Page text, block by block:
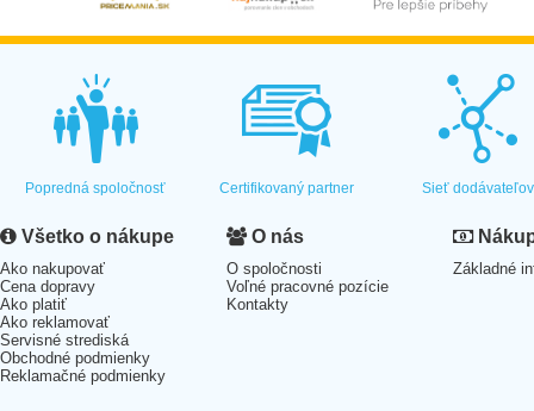
Popredná spoločnosť Certifikovaný partner Sieť dodávateľov
Všetko o nákupe
Ako nakupovať
Cena dopravy
Ako platiť
Ako reklamovať
Servisné strediská
Obchodné podmienky
Reklamačné podmienky
O nás
O spoločnosti
Voľné pracovné pozície
Kontakty
Základné